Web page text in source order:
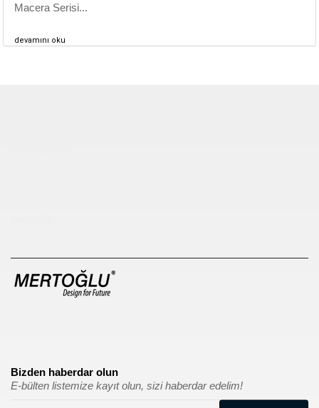
Macera Serisi...
devamını oku
Bizden haberdar olun
E-bülten listemize kayıt olun, sizi haberdar edelim!